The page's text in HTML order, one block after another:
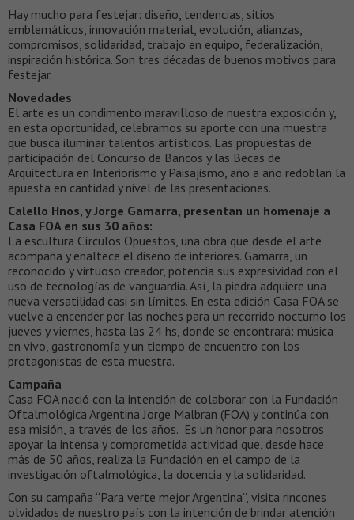
Hay mucho para festejar: diseño, tendencias, sitios
emblemáticos, innovación material, evolución, alianzas,
compromisos, solidaridad, trabajo en equipo, federalización,
inspiración histórica. Son tres décadas de buenos motivos para
festejar.
Novedades
El arte es un condimento maravilloso de nuestra exposición y,
en esta oportunidad, celebramos su aporte con una muestra
que busca iluminar talentos artísticos. Las propuestas de
participación del Concurso de Bancos y las Becas de
Arquitectura en Interiorismo y Paisajismo, año a año redoblan la
apuesta en cantidad y nivel de las presentaciones.
Calello Hnos, y Jorge Gamarra, presentan un homenaje a
Casa FOA en sus 30 años:
La escultura Círculos Opuestos, una obra que desde el arte
acompaña y enaltece el diseño de interiores. Gamarra, un
reconocido y virtuoso creador, potencia sus expresividad con el
uso de tecnologías de vanguardia. Así, la piedra adquiere una
nueva versatilidad casi sin límites. En esta edición Casa FOA se
vuelve a encender por las noches para un recorrido nocturno los
jueves y viernes, hasta las 24 hs, donde se encontrará: música
en vivo, gastronomía y un tiempo de encuentro con los
protagonistas de esta muestra.
Campaña
Casa FOA nació con la intención de colaborar con la Fundación
Oftalmológica Argentina Jorge Malbran (FOA) y continúa con
esa misión, a través de los años. Es un honor para nosotros
apoyar la intensa y comprometida actividad que, desde hace
más de 50 años, realiza la Fundación en el campo de la
investigación oftalmológica, la docencia y la solidaridad.
Con su campaña “Para verte mejor Argentina”, visita rincones
olvidados de nuestro país con la intención de brindar atención